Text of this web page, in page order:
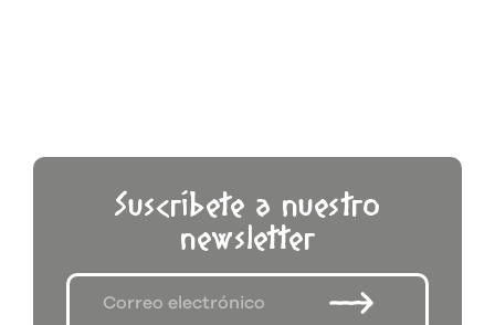
Suscríbete a nuestro
newsletter